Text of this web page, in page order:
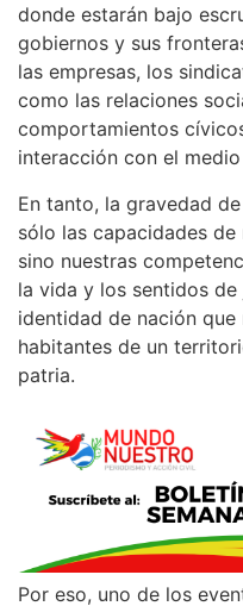
donde estarán bajo
gobiernos y sus
las empresas, los
como las relaciones
comportamientos
interacción con el
En tanto, la gravedad
sólo las capacidades
sino nuestras
la vida y los sentidos
identidad de nación
habitantes de un
patria.
Por eso, uno de los